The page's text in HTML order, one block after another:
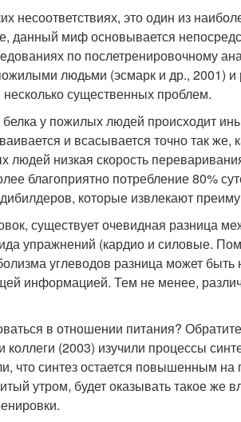
несоответствиях, это один из
данный миф основывается
по послетренировочному
людьми (эсмарк и др., 2001) и
существенных проблем.
у пожилых людей происходит
и всасывается точно так
людей низкая скорость
благоприятно потребление 80%
которые извлекают
существует очевидная разница
упражнений (кардио и силовые.
углеводов разница может
информацией. Тем не менее,
в отношении питания?
коллеги (2003) изучили процессы
что синтез остается повышенным на
утром, будет оказывать такое же